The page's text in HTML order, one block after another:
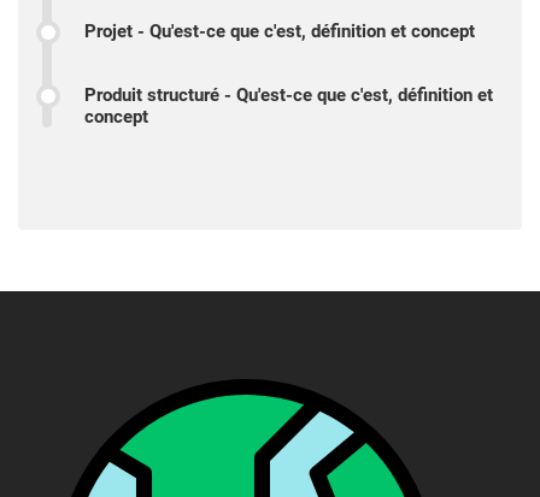
Projet - Qu'est-ce que c'est, définition et concept
Produit structuré - Qu'est-ce que c'est, définition et
concept